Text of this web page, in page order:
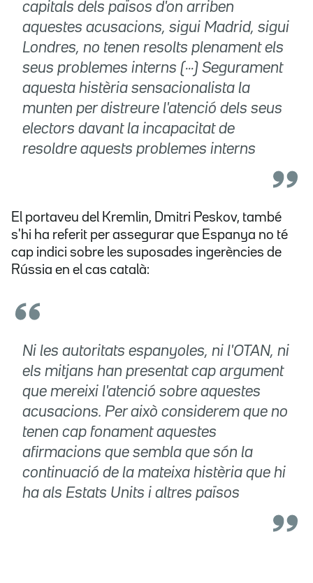
capitals dels països d'on arriben
aquestes acusacions, sigui Madrid, sigui
Londres, no tenen resolts plenament els
seus problemes interns (···) Segurament
aquesta histèria sensacionalista la
munten per distreure l'atenció dels seus
electors davant la incapacitat de
resoldre aquests problemes interns
El portaveu del Kremlin, Dmitri Peskov, també
s'hi ha referit per assegurar que Espanya no té
cap indici sobre les suposades ingerències de
Rússia en el cas català:
Ni les autoritats espanyoles, ni l'OTAN, ni
els mitjans han presentat cap argument
que mereixi l'atenció sobre aquestes
acusacions. Per això considerem que no
tenen cap fonament aquestes
afirmacions que sembla que són la
continuació de la mateixa histèria que hi
ha als Estats Units i altres països